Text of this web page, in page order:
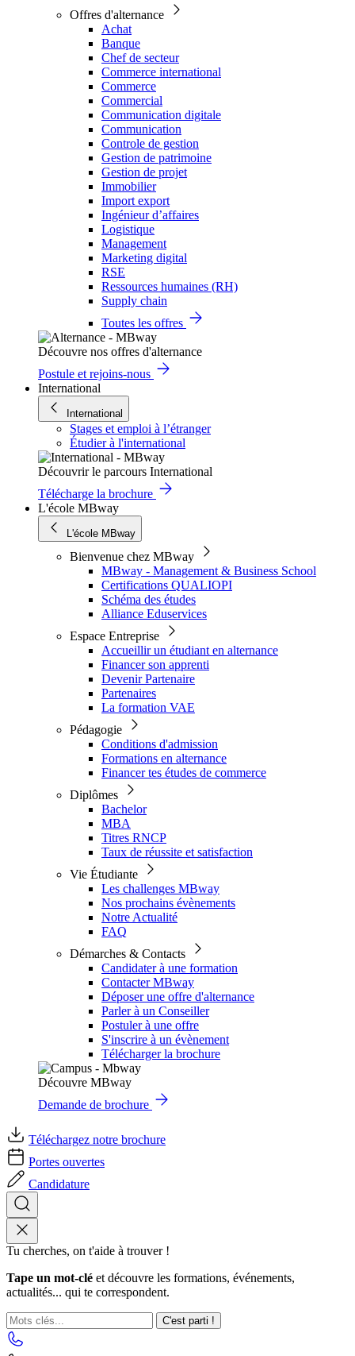
Offres d'alternance
Achat
Banque
Chef de secteur
Commerce international
Commerce
Commercial
Communication digitale
Communication
Controle de gestion
Gestion de patrimoine
Gestion de projet
Immobilier
Import export
Ingénieur d’affaires
Logistique
Management
Marketing digital
RSE
Ressources humaines (RH)
Supply chain
Toutes les offres
Découvre nos offres d'alternance
Postule et rejoins-nous
International
International
Stages et emploi à l’étranger
Étudier à l'international
Découvrir le parcours International
Télécharge la brochure
L'école MBway
L'école MBway
Bienvenue chez MBway
MBway - Management & Business School
Certifications QUALIOPI
Schéma des études
Alliance Eduservices
Espace Entreprise
Accueillir un étudiant en alternance
Financer son apprenti
Devenir Partenaire
Partenaires
La formation VAE
Pédagogie
Conditions d'admission
Formations en alternance
Financer tes études de commerce
Diplômes
Bachelor
MBA
Titres RNCP
Taux de réussite et satisfaction
Vie Étudiante
Les challenges MBway
Nos prochains évènements
Notre Actualité
FAQ
Démarches & Contacts
Candidater à une formation
Contacter MBway
Déposer une offre d'alternance
Parler à un Conseiller
Postuler à une offre
S'inscrire à un évènement
Télécharger la brochure
Découvre MBway
Demande de brochure
Téléchargez notre brochure
Portes ouvertes
Candidature
Tu cherches, on t'aide à trouver !
Tape un mot-clé et découvre les formations, événements,
actualités... qui te correspondent.
C'est parti !